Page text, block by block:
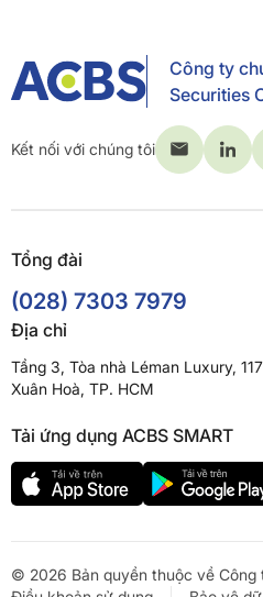
Công ty
Securities
Kết nối với chúng tôi
Tổng đài
(028) 7303 7979
Địa chỉ
Tầng 3, Tòa nhà Léman Luxury,
Xuân Hoà, TP. HCM
Tải ứng dụng ACBS SMART
© 2026 Bản quyền thuộc về Công